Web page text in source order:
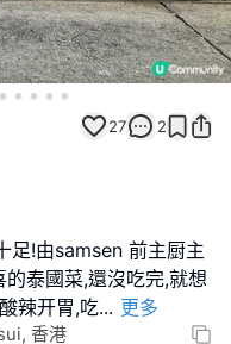
27 2
足!由samsen 前主厨主
泰國菜,還沒吃完,就想
辣开胃,吃... 更多
香港